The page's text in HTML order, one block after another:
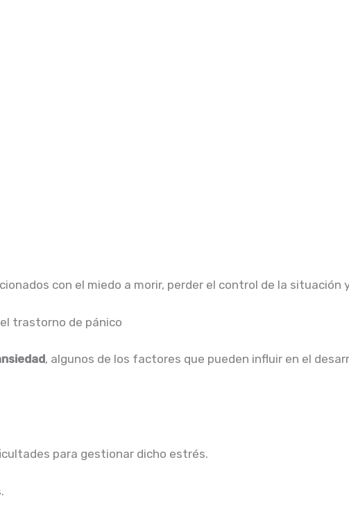
con el miedo a morir, perder el control de la situación
trastorno de pánico
, algunos de los factores que pueden influir en el
para gestionar dicho estrés.